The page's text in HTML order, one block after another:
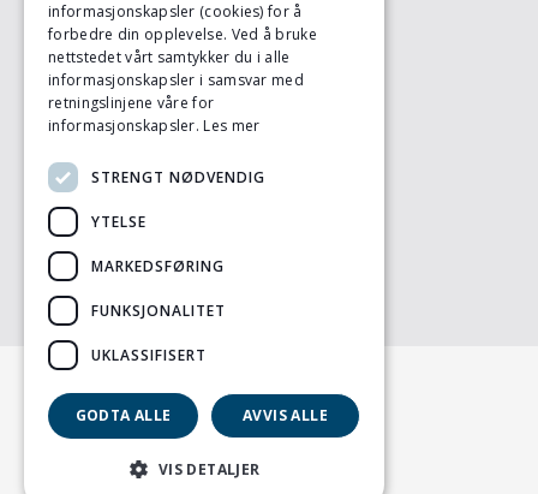
KONTAKT OSS
Animalia
Postboks 396 - Økern
0513 OSLO
Tlf: 23 05 98 00
LITTERATURLISTE
Litteratur og nettsider
informasjonskapsler (cookies) for å
forbedre din opplevelse. Ved å bruke
nettstedet vårt samtykker du i alle
informasjonskapsler i samsvar med
retningslinjene våre for
informasjonskapsler. Les mer
STRENGT NØDVENDIG
YTELSE
MARKEDSFØRING
FUNKSJONALITET
UKLASSIFISERT
GODTA ALLE AVVIS ALLE
VIS DETALJER